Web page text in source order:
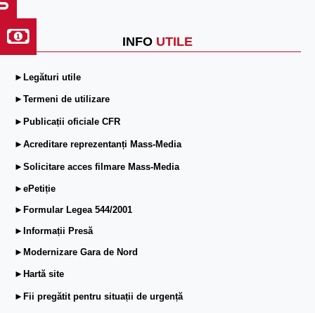
INFO UTILE
►Legături utile
►Termeni de utilizare
►Publicații oficiale CFR
►Acreditare reprezentanți Mass-Media
►Solicitare acces filmare Mass-Media
►ePetiție
►Formular Legea 544/2001
►Informații Presă
►Modernizare Gara de Nord
►Hartă site
►Fii pregătit pentru situații de urgență